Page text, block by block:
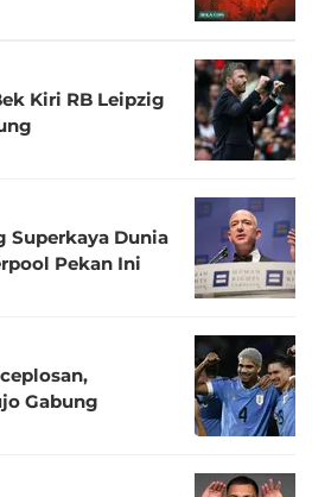
Kiri RB Leipzig
Superkaya Dunia
Pekan Ini
Gabung